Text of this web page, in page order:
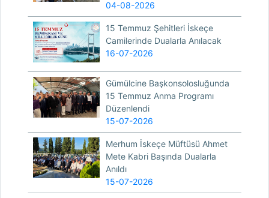
04-08-2026
15 Temmuz Şehitleri İskeçe
Camilerinde Dualarla Anılacak
16-07-2026
Gümülcine Başkonsolosluğunda
15 Temmuz Anma Programı
Düzenlendi
15-07-2026
Merhum İskeçe Müftüsü Ahmet
Mete Kabri Başında Dualarla
Anıldı
15-07-2026